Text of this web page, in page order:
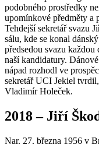
podobného prostředky
upomínkové předměty a
Tehdejší sekretář svazu
sálu, kde se konal
předsedou svazu
naší kandidatury.
nápad rozhodl ve
sekretář UCI Jekiel
Vladimír Holeček.
2018 – Jiří
Nar. 27. března 1956 v